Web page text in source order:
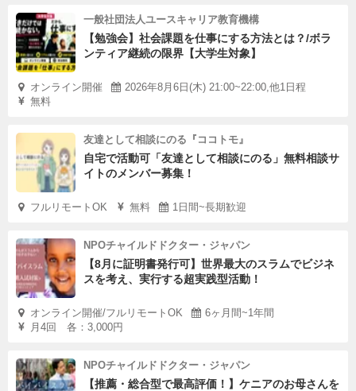
一般社団法人ユースキャリア教育機構
【勉強会】社会課題を仕事にする方法とは？/ボラ
ンティア継続の限界【大学生対象】
オンライン開催
2026年8月6日(木) 21:00~22:00,他1日程
無料
友達として相談にのる『ココトモ』
自宅で活動可「友達として相談にのる」無料相談サ
イトのメンバー募集！
フルリモートOK 無料 1日間~長期歓迎
NPOチャイルドドクター・ジャパン
【8月に証明書発行可】世界最大のスラムでビジネ
スを考え、実行する超実践型活動！
オンライン開催/フルリモートOK
6ヶ月間~1年間
月4回 各：3,000円
NPOチャイルドドクター・ジャパン
【推薦・総合型で最高評価！】ケニアのお母さんを